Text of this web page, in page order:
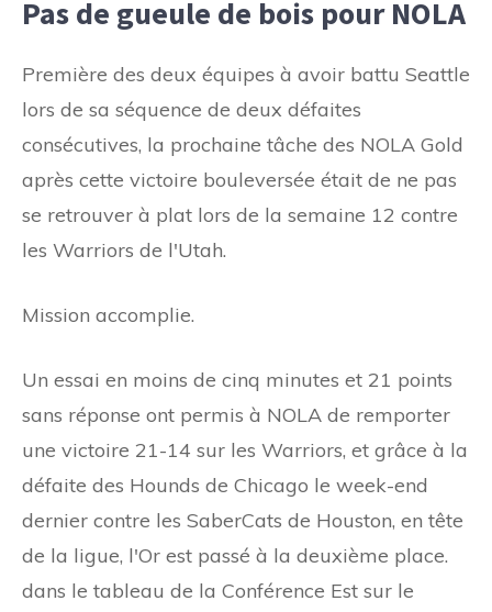
Pas de gueule de bois pour NOLA
Première des deux équipes à avoir battu Seattle
lors de sa séquence de deux défaites
consécutives, la prochaine tâche des NOLA Gold
après cette victoire bouleversée était de ne pas
se retrouver à plat lors de la semaine 12 contre
les Warriors de l'Utah.
Mission accomplie.
Un essai en moins de cinq minutes et 21 points
sans réponse ont permis à NOLA de remporter
une victoire 21-14 sur les Warriors, et grâce à la
défaite des Hounds de Chicago le week-end
dernier contre les SaberCats de Houston, en tête
de la ligue, l'Or est passé à la deuxième place.
dans le tableau de la Conférence Est sur le